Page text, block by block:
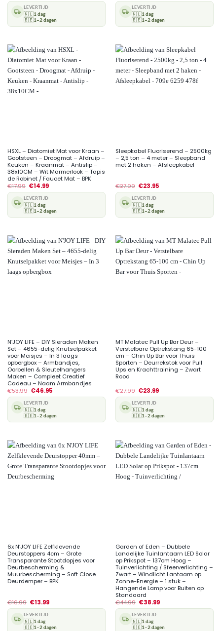
LEVERTIJD
🇳🇱1 dag
🇧🇪1–2 dagen
LEVERTIJD
🇳🇱1 dag
🇧🇪1–2 dagen
HSXL – Diatomiet Mat voor Kraan –
Gootsteen – Droogmat – Afdruip –
Keuken – Kraanmat – Antislip –
38x10CM – Wit Marmerlook – Tapis
de Robinet / Faucet Mat – BPK
€17.99 €14.99
LEVERTIJD
🇳🇱1 dag
🇧🇪1–2 dagen
Sleepkabel Fluoriserend – 2500kg
– 2,5 ton – 4 meter – Sleepband
met 2 haken – Afsleepkabel
€27.99 €23.95
LEVERTIJD
🇳🇱1 dag
🇧🇪1–2 dagen
N’JOY LIFE – DIY Sieraden Maken
Set – 4655-delig Knutselpakket
voor Meisjes – In 3 laags
opbergbox – Armbandjes,
Oorbellen & Sleutelhangers
Maken – Compleet Creatief
Cadeau – Naam Armbandjes
€53.99 €46.95
LEVERTIJD
🇳🇱1 dag
🇧🇪1–2 dagen
MT Malatec Pull Up Bar Deur –
Verstelbare Optrekstang 65-100
cm – Chin Up Bar voor Thuis
Sporten – Deurrekstok voor Pull
Ups en Krachttraining – Zwart
Rood
€27.99 €23.99
LEVERTIJD
🇳🇱1 dag
🇧🇪1–2 dagen
6x N’JOY LIFE Zelfklevende
Deurstoppers 4cm – Grote
Transparante Stootdopjes voor
Deurbescherming &
Muurbescherming – Soft Close
Deurdemper – BPK
€16.99 €13.99
LEVERTIJD
🇳🇱1 dag
🇧🇪1–2 dagen
Garden of Eden – Dubbele
Landelijke Tuinlantaarn LED Solar
op Prikspot – 137cm Hoog –
Tuinverlichting / Sfeerverlichting –
Zwart – Windlicht Lantaarn op
Zonne-Energie – 1 stuk –
Hangende Lamp voor Buiten op
Standaard
€44.99 €38.99
LEVERTIJD
🇳🇱1 dag
🇧🇪1–2 dagen